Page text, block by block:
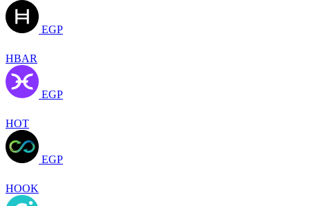
EGP
HBAR
EGP
HOT
EGP
HOOK